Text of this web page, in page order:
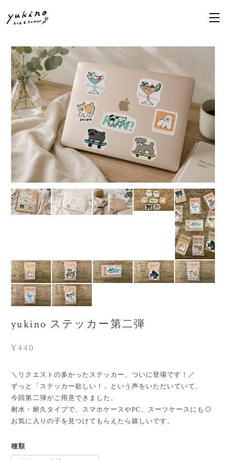
yukino ステッカー第二弾
¥440
＼リクエストの多かったステッカー、ついに登場です！／
ずっと「ステッカー欲しい！」という声をいただいていて、
今回第二弾がご用意できました。
耐水・耐久タイプで、スマホケースやPC、スーツケースにも◎
お気に入りの子を見つけてもらえたら嬉しいです。
種類